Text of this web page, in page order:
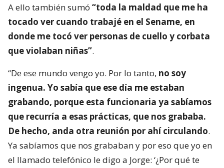
A ello también sumó “toda la maldad que me ha
tocado ver cuando trabajé en el Sename, en
donde me tocó ver personas de cuello y corbata
que violaban niñas”.
“De ese mundo vengo yo. Por lo tanto, no soy
ingenua. Yo sabía que ese día me estaban
grabando, porque esta funcionaria ya sabíamos
que recurría a esas prácticas, que nos grababa.
De hecho, anda otra reunión por ahí circulando.
Ya sabíamos que nos grababan y por eso que yo en
el llamado telefónico le digo a Jorge: ‘¿Por qué te